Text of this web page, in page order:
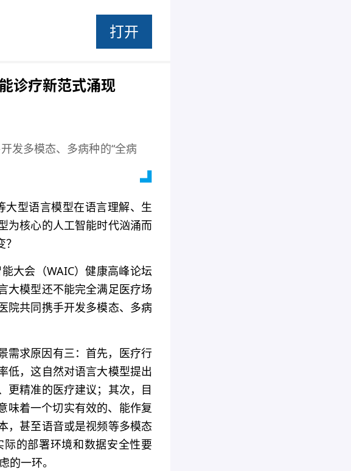
打开
诊疗新范式涌现
发多模态、多病种的“全病
大型语言模型在语言理解、生
为核心的人工智能时代汹涌而
大会（WAIC）健康高峰论坛
大模型还不能完全满足医疗场
院共同携手开发多模态、多病
需求原因有三：首先，医疗行
低，这自然对语言大模型提出
更精准的医疗建议；其次，目
味着一个切实有效的、能作复
，甚至语音或是视频等多模态
的部署环境和数据安全性要
的一环。